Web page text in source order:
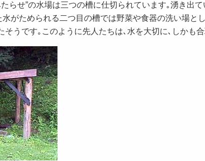
らせ”の水場は三つの槽に仕切られています｡湧き出
がためられる二つ目の槽では野菜や食器の洗い場と
そうです｡このように先人たちは､水を大切に､しかも